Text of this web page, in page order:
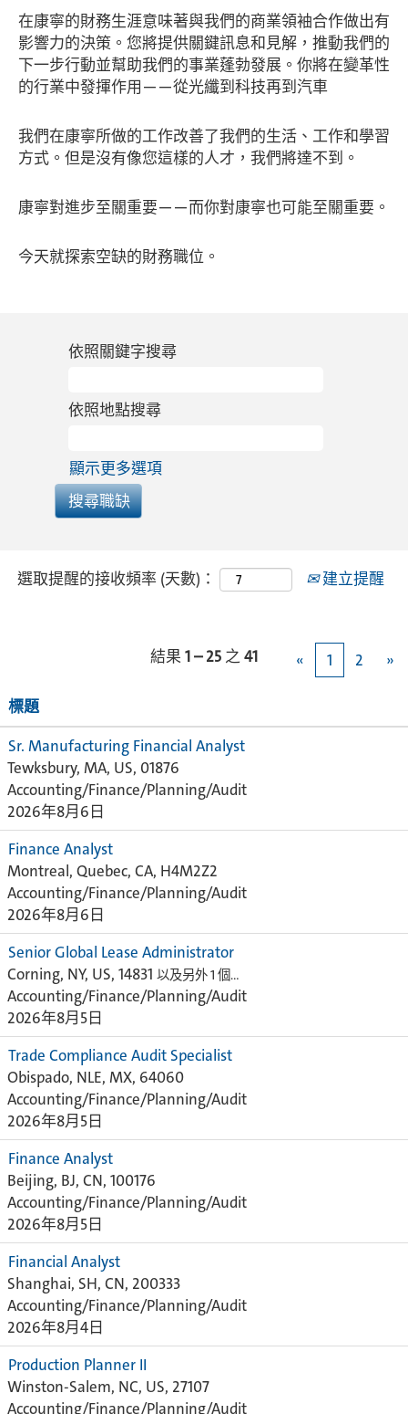
在康寧的財務生涯意味著與我們的商業領袖合作做出有
影響力的決策。您將提供關鍵訊息和見解，推動我們的
下一步行動並幫助我們的事業蓬勃發展。你將在變革性
的行業中發揮作用——從光纖到科技再到汽車
我們在康寧所做的工作改善了我們的生活、工作和學習
方式。但是沒有像您這樣的人才，我們將達不到。
康寧對進步至關重要——而你對康寧也可能至關重要。
今天就探索空缺的財務職位。
依照關鍵字搜尋
依照地點搜尋
顯示更多選項
選取提醒的接收頻率 (天數)： 建立提醒
結果 1 – 25 之 41 « 1 2 »
標題
Sr. Manufacturing Financial Analyst
Tewksbury, MA, US, 01876
Accounting/Finance/Planning/Audit
2026年8月6日
Finance Analyst
Montreal, Quebec, CA, H4M2Z2
Accounting/Finance/Planning/Audit
2026年8月6日
Senior Global Lease Administrator
Corning, NY, US, 14831 以及另外 1 個…
Accounting/Finance/Planning/Audit
2026年8月5日
Trade Compliance Audit Specialist
Obispado, NLE, MX, 64060
Accounting/Finance/Planning/Audit
2026年8月5日
Finance Analyst
Beijing, BJ, CN, 100176
Accounting/Finance/Planning/Audit
2026年8月5日
Financial Analyst
Shanghai, SH, CN, 200333
Accounting/Finance/Planning/Audit
2026年8月4日
Production Planner II
Winston-Salem, NC, US, 27107
Accounting/Finance/Planning/Audit